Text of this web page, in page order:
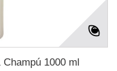
1000 ml